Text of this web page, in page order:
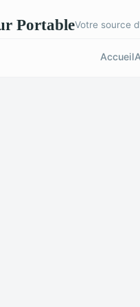
PortableVotre source
Accueil